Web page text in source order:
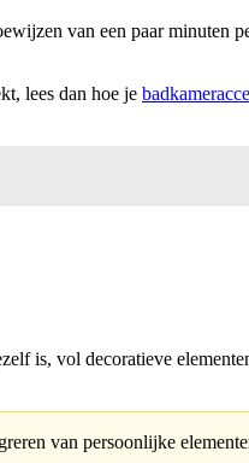
van een paar minuten
lees dan hoe je
is, vol decoratieve
van persoonlijke